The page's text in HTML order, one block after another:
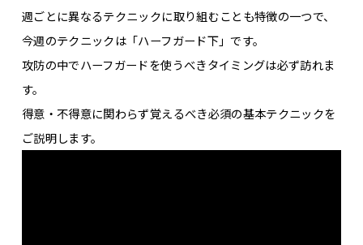
週ごとに異なるテクニックに取り組むことも特徴の一つで、
今週のテクニックは「ハーフガード下」です。
攻防の中でハーフガードを使うべきタイミングは必ず訪れま
す。
得意・不得意に関わらず覚えるべき必須の基本テクニックを
ご説明します。